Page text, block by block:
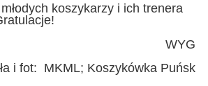
koszykarzy i ich trenera
WYG
i fot: MKML; Koszykówka Puńsk